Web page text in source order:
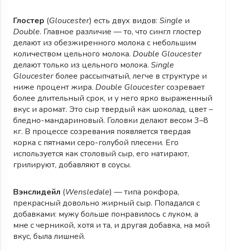
Глостер (Gloucester) есть двух видов: Single и
Double. Главное различие — то, что сингл глостер
делают из обезжиренного молока с небольшим
количеством цельного молока. Double Gloucester
делают только из цельного молока. Single
Gloucesterболее рассыпчатый, легче в структуре и
ниже процент жира. Double Gloucesterсозревает
более длительный срок, и у него ярко выраженный
вкус и аромат. Это сыр твердый как шоколад, цвет –
бледно-мандариновый. Головки делают весом 3–8
кг. В процессе созревания появляется твердая
корка с пятнами серо-голубой плесени. Его
используется как столовый сыр, его натирают,
грилируют, добавляют в соусы.
Вэнслидейл (Wensledale) — типа рокфора,
прекрасный довольно жирный сыр. Попадался с
добавками: мужу больше понравилось с луком, а
мне с черникой, хотя и та, и другая добавка, на мой
вкус, была лишней.